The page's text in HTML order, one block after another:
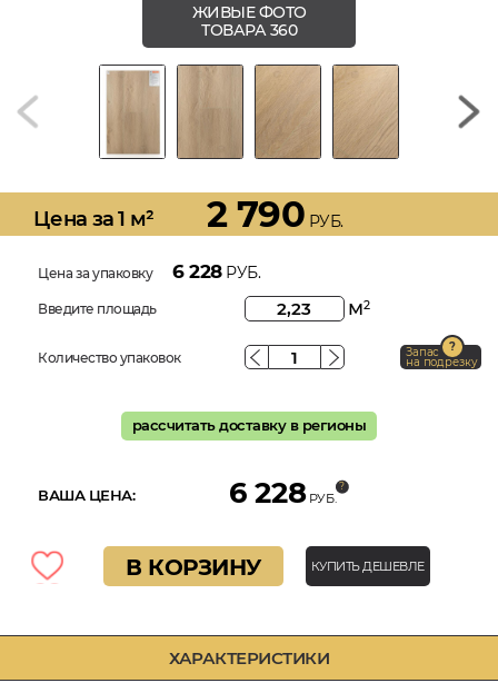
ХАРАКТЕРИСТИКИ
ЖИВЫЕ ФОТО
ТОВАРА 360
Цена за 1 м² 2 790 РУБ.
Цена за упаковку 6 228РУБ.
Введите площадь м2
Количество упаковок Запас
на подрезку
рассчитать доставку в регионы
ВАША ЦЕНА: 6 228 РУБ.
В КОРЗИНУ КУПИТЬ ДЕШЕВЛЕ